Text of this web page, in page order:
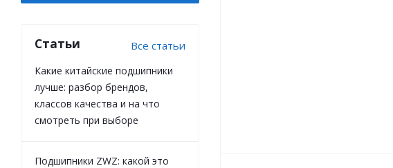
Статьи Все статьи
Какие китайские подшипники
лучше: разбор брендов,
классов качества и на что
смотреть при выборе
Подшипники ZWZ: какой это